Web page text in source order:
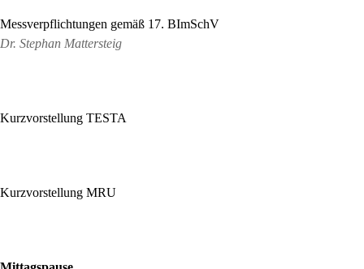
Messverpflichtungen gemäß 17. BImSchV
Dr. Stephan Mattersteig
Kurzvorstellung TESTA
Kurzvorstellung MRU